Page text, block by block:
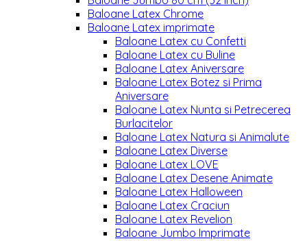
Baloane Latex Chrome
Baloane Latex imprimate
Baloane Latex cu Confetti
Baloane Latex cu Buline
Baloane Latex Aniversare
Baloane Latex Botez si Prima
Aniversare
Baloane Latex Nunta si Petrecerea
Burlacitelor
Baloane Latex Natura si Animalute
Baloane Latex Diverse
Baloane Latex LOVE
Baloane Latex Desene Animate
Baloane Latex Halloween
Baloane Latex Craciun
Baloane Latex Revelion
Baloane Jumbo Imprimate